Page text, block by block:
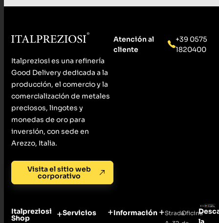
Italpreziosi es una refinería
Good Delivery dedicada a la
producción, el comercio y la
comercialización de metales
preciosos, lingotes y
monedas de oro para
inversión, con sede en
Arezzo, Italia.
Visita el sitio web
corporativo
Atención al
cliente
+39 0575
1820400
Italpreziosi
Shop
Servicios Información
StradaOficina